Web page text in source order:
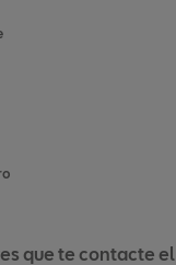
que te contacte el